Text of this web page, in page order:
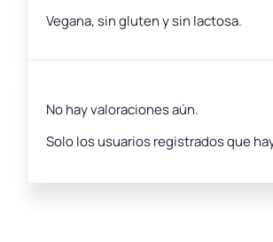
Vegana, sin gluten y sin lactosa.
No hay valoraciones aún.
Solo los usuarios registrados que